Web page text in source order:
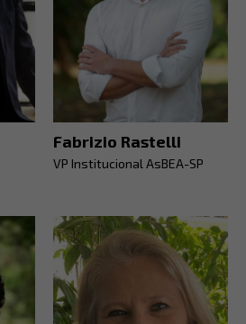
Fabrizio Rastelli
VP Institucional AsBEA-SP